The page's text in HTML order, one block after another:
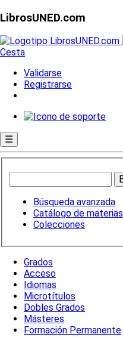
LibrosUNED.com
Cesta
Validarse
Registrarse
☰
Búsqueda avanzada
Catálogo de materias
Colecciones
Grados
Acceso
Idiomas
Microtítulos
Dobles Grados
Másteres
Formación Permanente